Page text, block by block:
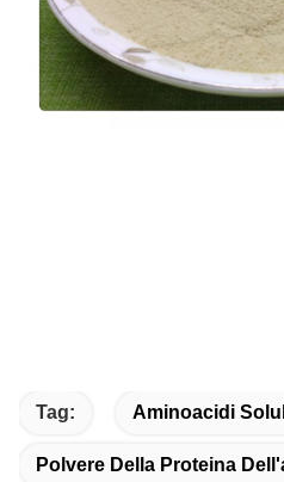
Tag: Aminoacidi
Polvere Della Proteina